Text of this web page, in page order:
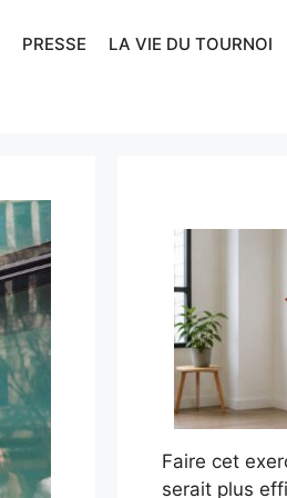
PRESSE LA VIE DU TOURNOI
Faire cet
serait plus